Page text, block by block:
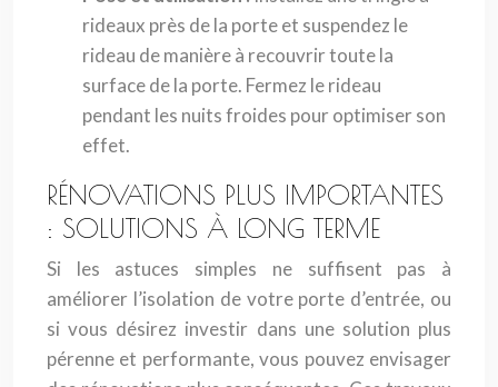
rideaux près de la porte et suspendez le
rideau de manière à recouvrir toute la
surface de la porte. Fermez le rideau
pendant les nuits froides pour optimiser son
effet.
RÉNOVATIONS PLUS IMPORTANTES
: SOLUTIONS À LONG TERME
Si les astuces simples ne suffisent pas à
améliorer l’isolation de votre porte d’entrée, ou
si vous désirez investir dans une solution plus
pérenne et performante, vous pouvez envisager